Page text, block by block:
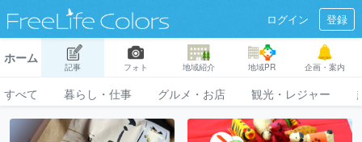
ログイン 登録
ホーム
記事 フォト 地域紹介 地域PR 企画・案内
すべて 暮らし・仕事 グルメ・お店 観光・レジャー